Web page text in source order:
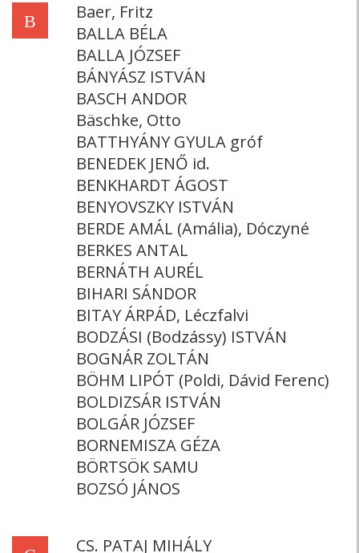
B
Baer, Fritz
BALLA BÉLA
BALLA JÓZSEF
BÁNYÁSZ ISTVÁN
BASCH ANDOR
Bäschke, Otto
BATTHYÁNY GYULA gróf
BENEDEK JENŐ id.
BENKHARDT ÁGOST
BENYOVSZKY ISTVÁN
BERDE AMÁL (Amália), Dóczyné
BERKES ANTAL
BERNÁTH AURÉL
BIHARI SÁNDOR
BITAY ÁRPÁD, Léczfalvi
BODZÁSI (Bodzássy) ISTVÁN
BOGNÁR ZOLTÁN
BÖHM LIPÓT (Poldi, Dávid Ferenc)
BOLDIZSÁR ISTVÁN
BOLGÁR JÓZSEF
BORNEMISZA GÉZA
BÖRTSÖK SAMU
BOZSÓ JÁNOS
CS. PATAJ MIHÁLY